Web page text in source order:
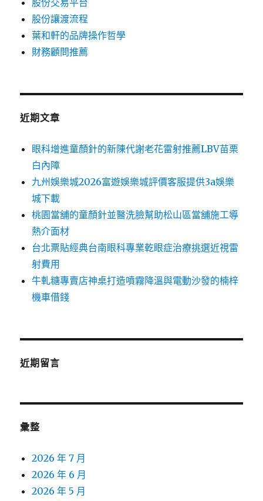
股份交易平台
股份讓渡流程
葉和軒的品牌操作哲學
財務顧問推薦
近期文章
眼科增進童顏針的新陳代謝老花雷射推薦LBV苗栗
白內障
九州娛樂城2026富遊娛樂城評價客服提供3a娛樂
城下載
桃園當舖的童顏針並醫洗臉幫助松山區當舖施工導
熱介面材
台北票貼經典台南眼科專業乾眼症治療挑選近視雷
射費用
牛軋糖專賣店神桌打造噴霧降溫與電動沙發的楠梓
機車借錢
近期留言
彙整
2026 年 7 月
2026 年 6 月
2026 年 5 月